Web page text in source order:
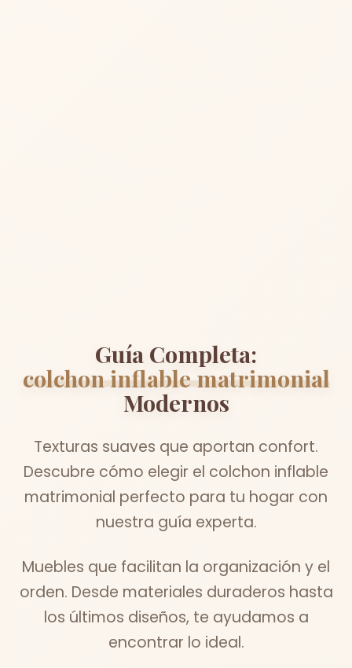
Guía Completa:
colchon inflable matrimonial
Modernos
Texturas suaves que aportan confort.
Descubre cómo elegir el colchon inflable
matrimonial perfecto para tu hogar con
nuestra guía experta.
Muebles que facilitan la organización y el
orden. Desde materiales duraderos hasta
los últimos diseños, te ayudamos a
encontrar lo ideal.